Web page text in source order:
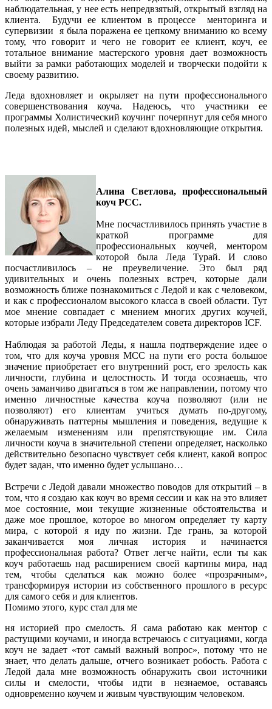
наблюдательная, у нее есть непредвзятый, открытый взгляд на
клиента. Будучи ее клиентом в процессе менторинга и
супервизии я была поражена ее цепкому вниманию ко всему
тому, что говорит и чего не говорит ее клиент, коуч, ее
тотальное внимание мастерского уровня дает возможность
выйти за рамки работающих моделей и творчески подойти к
своему развитию.
Леда вдохновляет и окрыляет на пути профессионального
совершенствования коуча. Надеюсь, что участники ее
программы Холистический коучинг почерпнут для себя много
полезных идей, мыслей и сделают вдохновляющие открытия.
Алина Светлова, профессиональный
коуч PCC.
Мне посчастливилось принять участие в
краткой программе для
профессиональных коучей, ментором
которой была Леда Турай. И слово
посчастливилось – не преувеличение. Это был ряд
удивительных и очень полезных встреч, которые дали
возможность ближе познакомиться с Ледой и как с человеком,
и как с профессионалом высокого класса в своей области. Тут
мое мнение совпадает с мнением многих других коучей,
которые избрали Леду Председателем совета директоров ICF.
Наблюдая за работой Леды, я нашла подтверждение идее о
том, что для коуча уровня MCC на пути его роста большое
значение приобретает его внутренний рост, его зрелость как
личности, глубина и целостность. И тогда осознаешь, что
очень заманчиво двигаться в том же направлении, потому что
именно личностные качества коуча позволяют (или не
позволяют) его клиентам учиться думать по-другому,
обнаруживать паттерны мышления и поведения, ведущие к
желаемым изменениям или препятствующие им. Сила
личности коуча в значительной степени определяет, насколько
действительно безопасно чувствует себя клиент, какой вопрос
будет задан, что именно будет услышано…
Встречи с Ледой давали множество поводов для открытий – в
том, что я создаю как коуч во время сессии и как на это влияет
мое состояние, мои текущие жизненные обстоятельства и
даже мое прошлое, которое во многом определяет ту карту
мира, с которой я иду по жизни. Где грань, за которой
заканчивается моя личная история и начинается
профессиональная работа? Ответ легче найти, если ты как
коуч работаешь над расширением своей картины мира, над
тем, чтобы сделаться как можно более «прозрачным»,
трансформируя истории из собственного прошлого в ресурс
для самого себя и для клиентов.
Помимо этого, курс стал для ме
ня историей про смелость. Я сама работаю как ментор с
растущими коучами, и иногда встречаюсь с ситуациями, когда
коуч не задает «тот самый важный вопрос», потому что не
знает, что делать дальше, отчего возникает робость. Работа с
Ледой дала мне возможность обнаружить свои источники
силы и смелости, чтобы идти в незнаемое, оставаясь
одновременно коучем и живым чувствующим человеком.